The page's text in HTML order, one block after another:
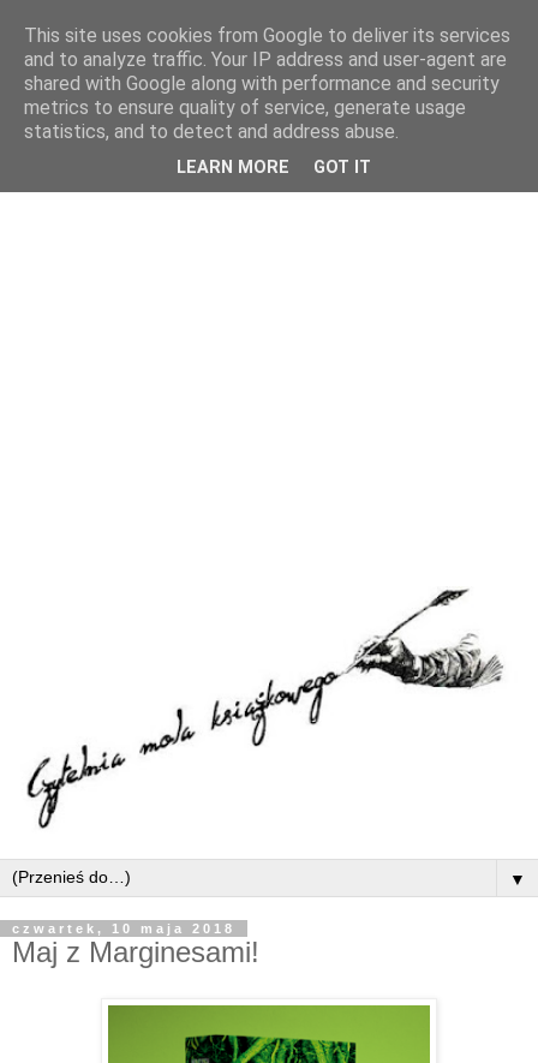
▼
czwartek, 10 maja 2018
Maj z Marginesami!
This site uses cookies from Google to deliver its services
and to analyze traffic. Your IP address and user-agent are
shared with Google along with performance and security
metrics to ensure quality of service, generate usage
statistics, and to detect and address abuse.
LEARN MORE GOT IT